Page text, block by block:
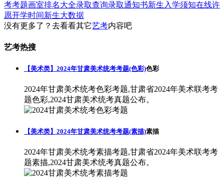
考考题画室排名大全录取查询录取通知书新生入学须知在线许
愿开学时间新生大数据
没有更多了？去看看其它艺考内容吧
艺考热搜
【美术类】2024年甘肃美术统考考题(色彩)色彩
2024年甘肃美术统考色彩考题,甘肃省2024年美术联考考
题色彩,2024甘肃美术统考真题公布。
【美术类】2024年甘肃美术统考考题(素描)素描
2024年甘肃美术统考素描考题,甘肃省2024年美术联考考
题素描,2024甘肃美术统考真题公布。